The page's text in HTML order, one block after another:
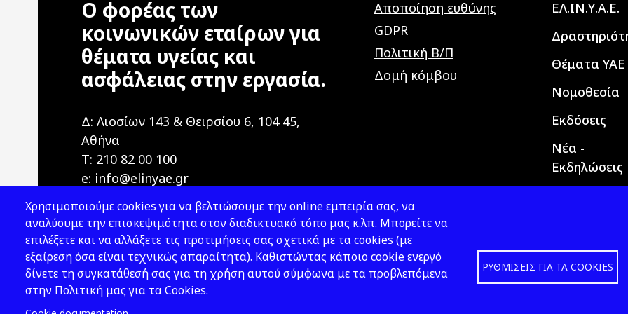
Ο φορέας των
κοινωνικών εταίρων για
θέματα υγείας και
ασφάλειας στην εργασία.
Δ: Λιοσίων 143 & Θειρσίου 6, 104 45,
Αθήνα
T: 210 82 00 100
e: info@elinyae.gr
Αποποίηση ευθύνης
GDPR
Πολιτική Β/Π
Δομή κόμβου
Main
ΕΛ.ΙΝ.Υ.Α.Ε.
Θέματα ΥΑΕ
Νομοθεσία
Εκδόσεις
Νέα -
Εκδηλώσεις
Χρησιμοποιούμε cookies για να βελτιώσουμε την online εμπειρία σας, να
αναλύουμε την επισκεψιμότητα στον διαδικτυακό τόπο μας κ.λπ. Μπορείτε να
επιλέξετε και να αλλάξετε τις προτιμήσεις σας σχετικά με τα cookies (με
εξαίρεση όσα είναι τεχνικώς απαραίτητα). Καθιστώντας κάποιο cookie ενεργό
δίνετε τη συγκατάθεσή σας για τη χρήση αυτού σύμφωνα με τα προβλεπόμενα
στην Πολιτική μας για τα Cookies.
ΡΥΘΜΊΣΕΙΣ ΓΙΑ ΤΑ COOKIES
2026 © ΕΛ.ΙΝ.Υ.Α.Ε. Design